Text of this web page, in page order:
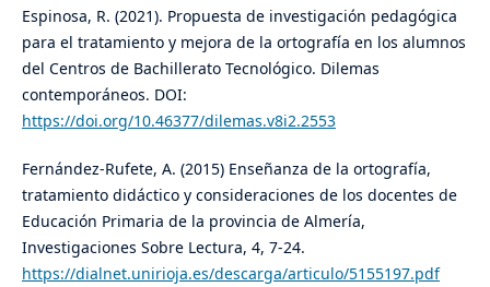
Espinosa, R. (2021). Propuesta de investigación pedagógica
para el tratamiento y mejora de la ortografía en los alumnos
del Centros de Bachillerato Tecnológico. Dilemas
contemporáneos. DOI:
https://doi.org/10.46377/dilemas.v8i2.2553
Fernández-Rufete, A. (2015) Enseñanza de la ortografía,
tratamiento didáctico y consideraciones de los docentes de
Educación Primaria de la provincia de Almería,
Investigaciones Sobre Lectura, 4, 7-24.
https://dialnet.unirioja.es/descarga/articulo/5155197.pdf